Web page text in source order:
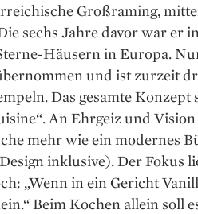
Großraming,
sechs Jahre davor war er
Häusern in Europa.
und ist zurzeit
Das gesamte
An Ehrgeiz und
mehr wie ein modernes
inklusive). Der Fokus
„Wenn in ein Gericht
Beim Kochen allein soll